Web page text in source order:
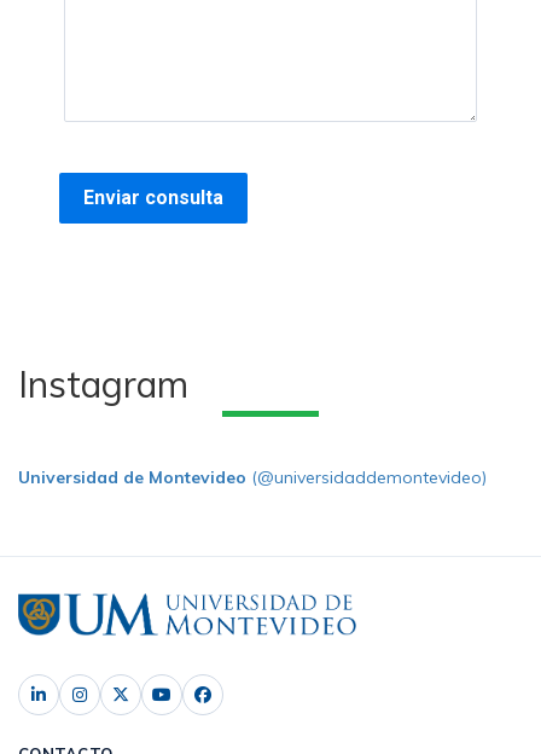
Instagram
Universidad de Montevideo (@universidaddemontevideo)